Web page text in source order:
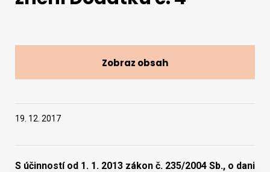
19. 12. 2017
S účinností od 1. 1. 2013 zákon č. 235/2004 Sb., o dani
Zobraz obsah